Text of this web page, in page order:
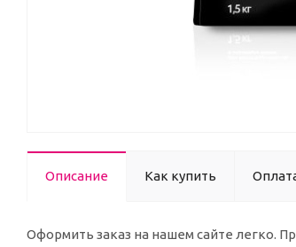
Описание Как купить
Оформить заказ на нашем сайте легко.